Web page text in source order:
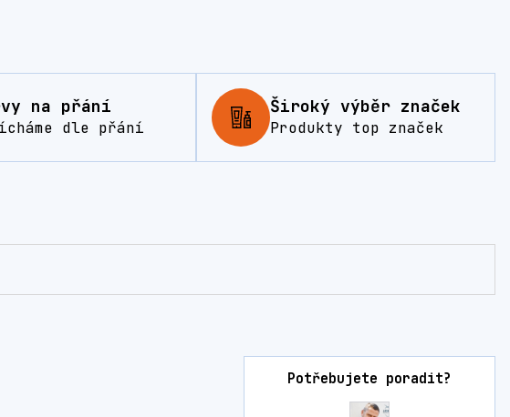
na přání
dle přání
Široký výběr značek
Produkty top značek
Potřebujete poradit?